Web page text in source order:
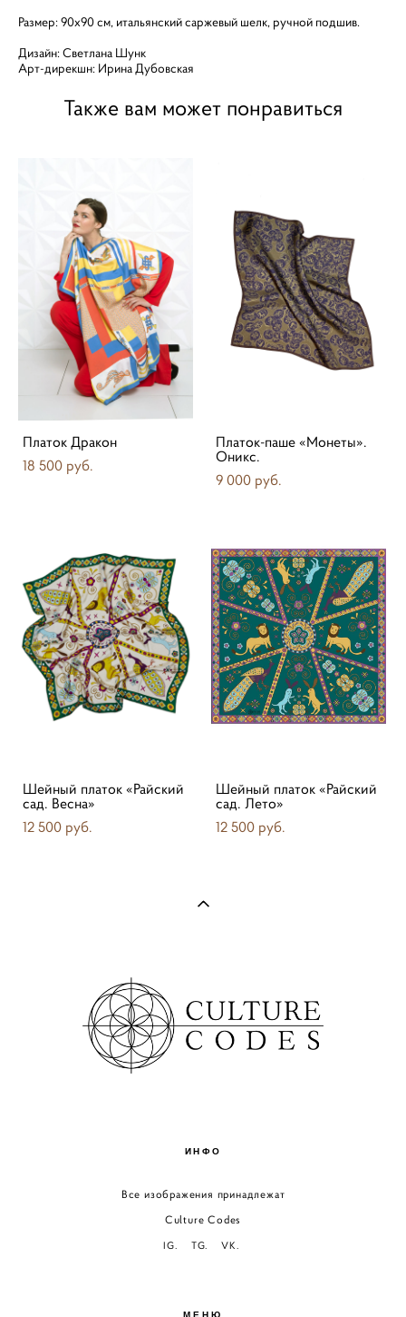
Размер: 90х90 см, итальянский саржевый шелк, ручной подшив.
Дизайн: Светлана Шунк
Арт-дирекшн: Ирина Дубовская
Также вам может понравиться
Платок Дракон
18 500 pуб.
Платок-паше «Монеты».
Оникс.
9 000 pуб.
Шейный платок «Райский
сад. Весна»
12 500 pуб.
Шейный платок «Райский
сад. Лето»
12 500 pуб.
ИНФО
Все изображения принадлежат
Culture Codes
IG.
TG. VK.
МЕНЮ